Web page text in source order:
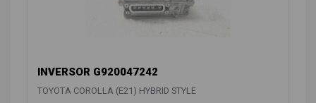
INVERSOR G920047242
TOYOTA COROLLA (E21) HYBRID STYLE